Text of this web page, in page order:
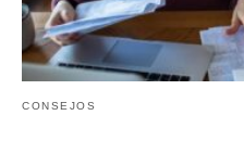
CONSEJOS